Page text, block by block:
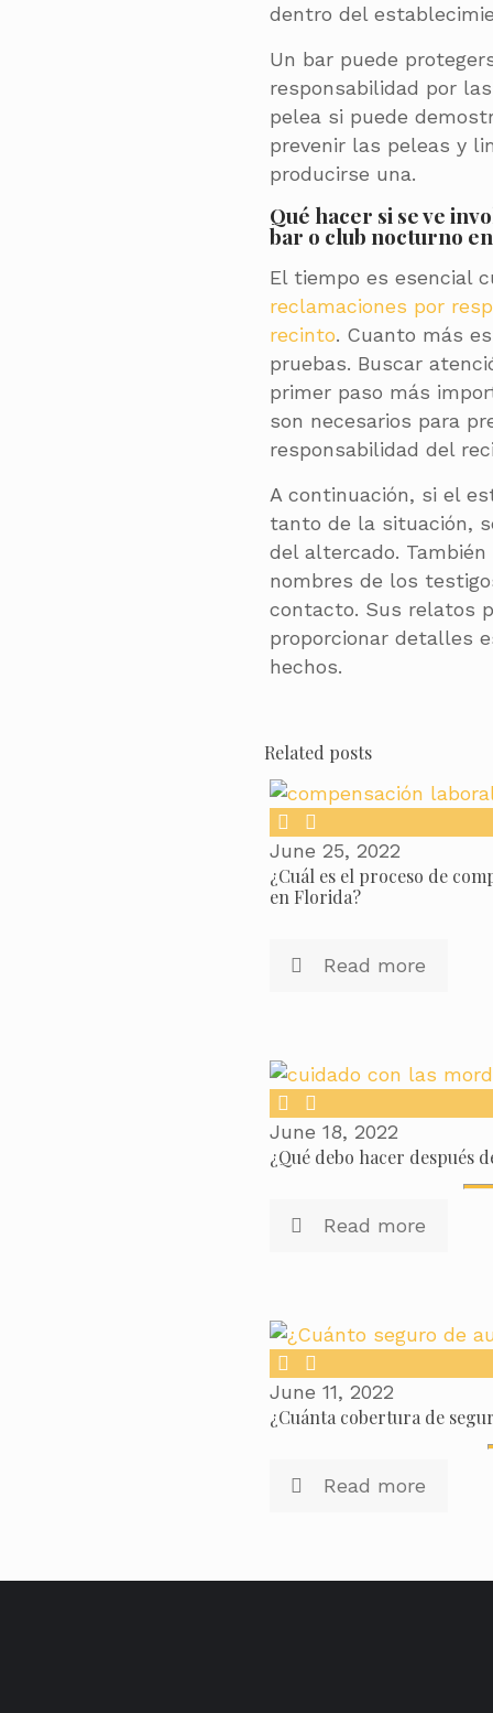
dentro del
Un bar puede
responsabilidad por
pelea si puede
prevenir las peleas y
producirse una.
Qué hacer si se ve
bar o club nocturno
El tiempo es esencial
reclamaciones por
recinto. Cuanto más
pruebas. Buscar
primer paso más
son necesarios para
responsabilidad del
A continuación, si el
tanto de la situación,
del altercado.
nombres de los
contacto. Sus relatos
proporcionar detalles
hechos.
Related posts
June 25, 2022
¿Cuál es el proceso de
en Florida?
Read more
June 18, 2022
¿Qué debo hacer después
Read more
June 11, 2022
¿Cuánta cobertura de
Read more